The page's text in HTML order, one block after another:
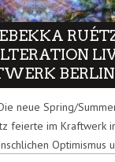
neue Spring/
feierte im Kraftwerk
Optimismus